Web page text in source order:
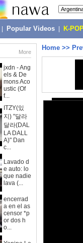
Popular Videos K-
More
jxdn - Ang
els & De
mons Aco
ustic (Of
f...
ITZY(있
지) "달라
달라(DAL
LA DALL
A)" Dan
c...
Lavado d
e auto: lo
que nadie
lava (...
encerrad
a en el as
censor *p
or dos h
o...
Home >>